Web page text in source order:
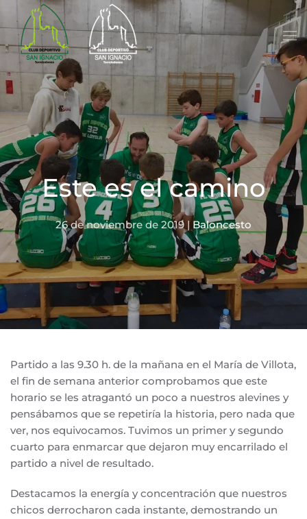
Skip to main content
Este es el camino
26 de noviembre de 2019| Baloncesto
Partido a las 9.30 h. de la mañana en el María de Villota,
el fin de semana anterior comprobamos que este
horario se les atragantó un poco a nuestros alevines y
pensábamos que se repetiría la historia, pero nada que
ver, nos equivocamos. Tuvimos un primer y segundo
cuarto para enmarcar que dejaron muy encarrilado el
partido a nivel de resultado.
Destacamos la energía y concentración que nuestros
chicos derrocharon cada instante, demostrando un